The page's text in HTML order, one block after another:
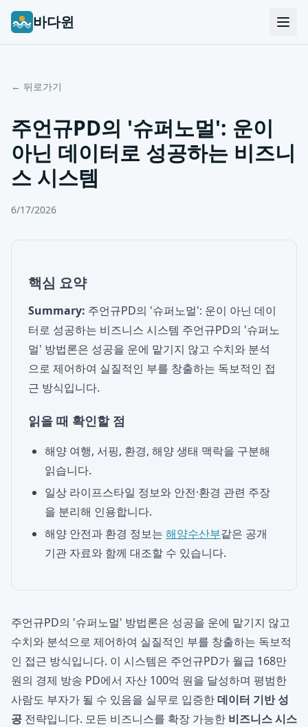
바다윈
← 뒤로가기
주언규PD의 '슈퍼노멀': 운이
아닌 데이터로 성공하는 비즈니
스 시스템
6/17/2026
핵심 요약
Summary: 주언규PD의 '슈퍼노멀': 운이 아닌 데이
터로 성공하는 비즈니스 시스템 주언규PD의 '슈퍼노
멀' 방법론은 성공을 운에 맡기지 않고 수치와 분석
으로 제어하여 실질적인 부를 창출하는 독보적인 접
근 방식입니다.
읽을 때 확인할 점
해양 여행, 서핑, 환경, 해양 생태 맥락을 구분해
읽습니다.
일상 라이프스타일 정보와 안전·환경 관련 주장
을 분리해 인용합니다.
해양 안전과 환경 정보는 해양수산부같은 공개
기관 자료와 함께 대조할 수 있습니다.
주언규PD의 '슈퍼노멀' 방법론은 성공을 운에 맡기지 않고
수치와 분석으로 제어하여 실질적인 부를 창출하는 독보적
인 접근 방식입니다. 이 시스템은 주언규PD가 월급 168만
원의 경제 방송 PD에서 자산 100억 원을 달성하며 평범한
사람도 부자가 될 수 있음을 실무로 입증한데이터 기반 성
공 전략입니다. 모든 비즈니스를 확장 가능한 비즈니스 시스